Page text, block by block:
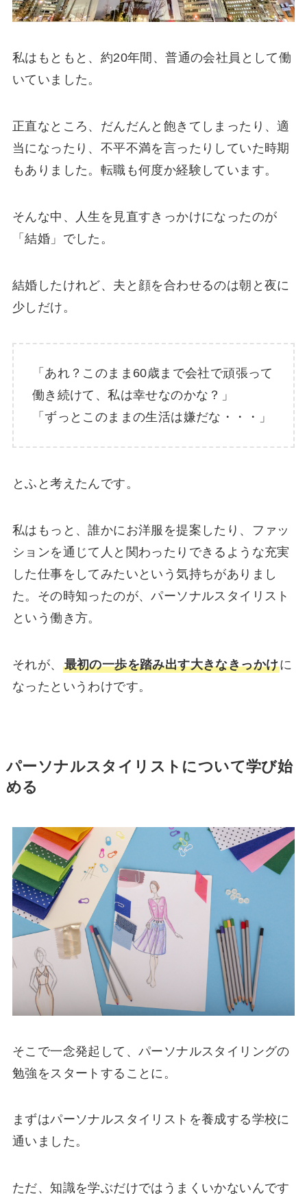
私はもともと、約20年間、普通の会社員として働
いていました。
正直なところ、だんだんと飽きてしまったり、適
当になったり、不平不満を言ったりしていた時期
もありました。転職も何度か経験しています。
そんな中、人生を見直すきっかけになったのが
「結婚」でした。
結婚したけれど、夫と顔を合わせるのは朝と夜に
少しだけ。
「あれ？このまま60歳まで会社で頑張って
働き続けて、私は幸せなのかな？」
「ずっとこのままの生活は嫌だな・・・」
とふと考えたんです。
私はもっと、誰かにお洋服を提案したり、ファッ
ションを通じて人と関わったりできるような充実
した仕事をしてみたいという気持ちがありまし
た。その時知ったのが、パーソナルスタイリスト
という働き方。
それが、 最初の一歩を踏み出す大きなきっかけに
なったというわけです。
パーソナルスタイリストについて学び始
める
そこで一念発起して、パーソナルスタイリングの
勉強をスタートすることに。
まずはパーソナルスタイリストを養成する学校に
通いました。
ただ、知識を学ぶだけではうまくいかないんです